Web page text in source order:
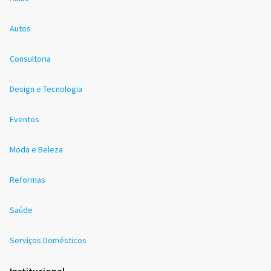
Autos
Consultoria
Design e Tecnologia
Eventos
Moda e Beleza
Reformas
Saúde
Serviços Domésticos